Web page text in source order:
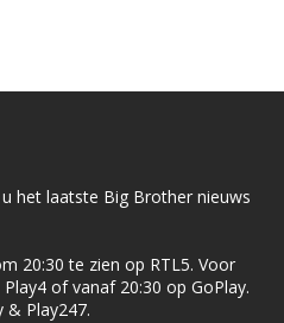
het laatste Big Brother nieuws
20:30 te zien op RTL5. Voor
of vanaf 20:30 op GoPlay.
& Play247.